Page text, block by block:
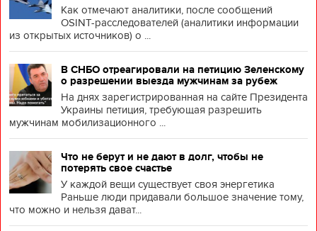
Как отмечают аналитики, после сообщений
OSINT-расследователей (аналитики информации
из открытых источников) о ...
В СНБО отреагировали на петицию Зеленскому
о разрешении выезда мужчинам за рубеж
На днях зарегистрированная на сайте Президента
Украины петиция, требующая разрешить
мужчинам мобилизационного ...
Что не берут и не дают в долг, чтобы не
потерять свое счастье
У каждой вещи существует своя энергетика
Раньше люди придавали большое значение тому,
что можно и нельзя дават...